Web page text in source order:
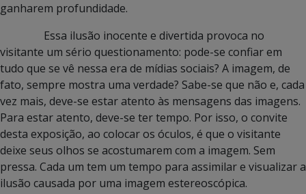
ganharem profundidade.
Essa ilusão inocente e divertida provoca no
visitante um sério questionamento: pode-se confiar em
tudo que se vê nessa era de mídias sociais? A imagem, de
fato, sempre mostra uma verdade? Sabe-se que não e, cada
vez mais, deve-se estar atento às mensagens das imagens.
Para estar atento, deve-se ter tempo. Por isso, o convite
desta exposição, ao colocar os óculos, é que o visitante
deixe seus olhos se acostumarem com a imagem. Sem
pressa. Cada um tem um tempo para assimilar e visualizar a
ilusão causada por uma imagem estereoscópica.